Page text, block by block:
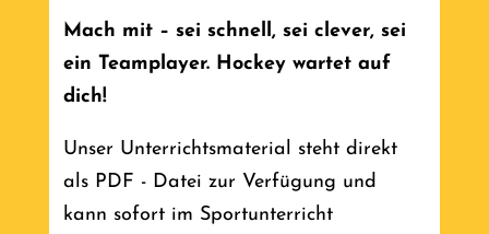
Mach mit – sei schnell, sei clever, sei
ein Teamplayer. Hockey wartet auf
dich!
Unser Unterrichtsmaterial steht direkt
als PDF - Datei zur Verfügung und
kann sofort im Sportunterricht